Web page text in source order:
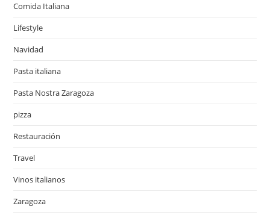
Comida Italiana
Lifestyle
Navidad
Pasta italiana
Pasta Nostra Zaragoza
pizza
Restauración
Travel
Vinos italianos
Zaragoza